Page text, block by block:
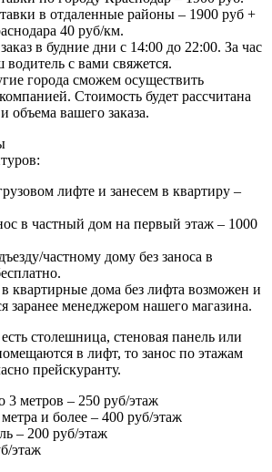
в отдаленные районы – 1900 руб +
40 руб/км.
в будние дни с 14:00 до 22:00. За час
водитель с вами свяжется.
города сможем осуществить
Стоимость будет рассчитана
объема вашего заказа.
лифте и занесем в квартиру –
в частный дом на первый этаж – 1000
частному дому без заноса в
квартирные дома без лифта возможен и
заранее менеджером нашего магазина.
столешница, стеновая панель или
в лифт, то занос по этажам
прейскуранту.
3 метров – 250 руб/этаж
и более – 400 руб/этаж
– 200 руб/этаж
этаж